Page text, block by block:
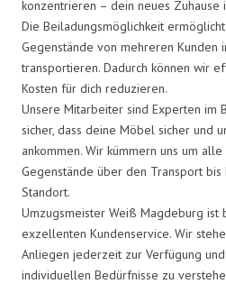
konzentrieren – dein neues Zuhause
Die Beiladungsmöglichkeit
Gegenstände von mehreren Kunden
transportieren. Dadurch können wir
Kosten für dich reduzieren.
Unsere Mitarbeiter sind Experten im
sicher, dass deine Möbel sicher und
ankommen. Wir kümmern uns um
Gegenstände über den Transport
Standort.
Umzugsmeister Weiß Magdeburg ist
exzellenten Kundenservice. Wir
Anliegen jederzeit zur Verfügung
individuellen Bedürfnisse zu